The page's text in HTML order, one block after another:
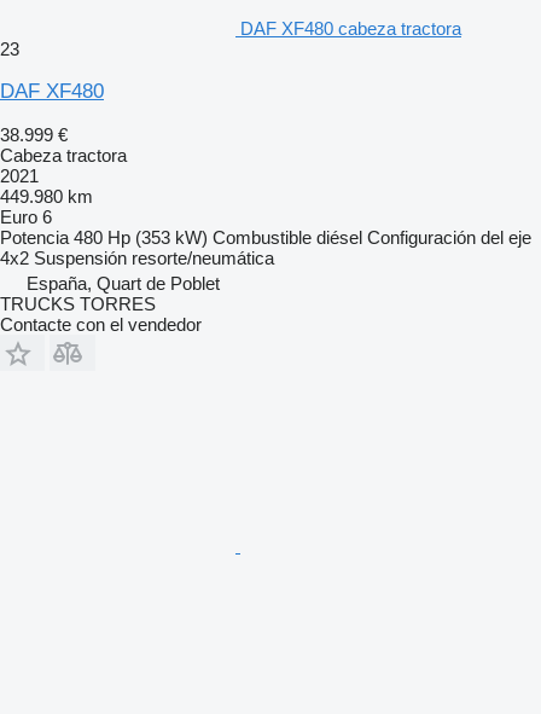
DAF XF480 cabeza tractora
23
DAF XF480
38.999 €
Cabeza tractora
2021
449.980 km
Euro 6
Potencia 480 Hp (353 kW) Combustible diésel Configuración del eje
4x2 Suspensión resorte/neumática
España, Quart de Poblet
TRUCKS TORRES
Contacte con el vendedor